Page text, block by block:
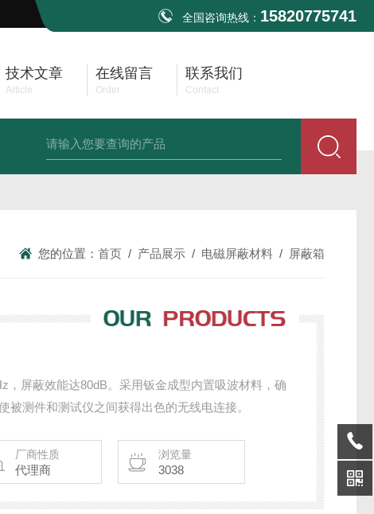
全国咨询热线： 15820775741
技术文章
Article
在线留言
Order
联系我们
Contact
TBMA8 EMI测试天线30MHz-3GHz TBMA1B EMI双锥天线30M-3G
您的位置： 首页 / 产品展示 / 电磁屏蔽材料 / 屏蔽箱
，屏蔽效能达80dB。采用钣金成型内置吸波材料，确
被测件和测试仪之间获得出色的无线电连接。
厂商性质
代理商
浏览量
3038